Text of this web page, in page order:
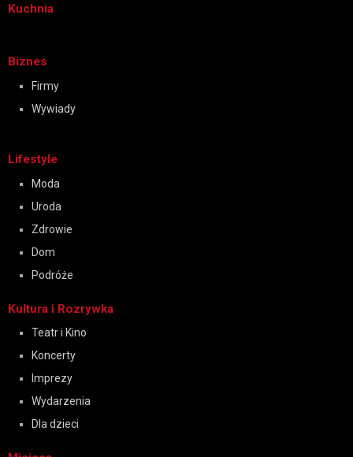
Kuchnia
Biznes
Firmy
Wywiady
Lifestyle
Moda
Uroda
Zdrowie
Dom
Podróże
Kultura i Rozrywka
Teatr i Kino
Koncerty
Imprezy
Wydarzenia
Dla dzieci